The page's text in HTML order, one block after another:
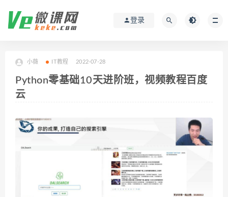
登录
小薇 IT教程 2022-07-28
Python零基础10天进阶班，视频教程百度
云